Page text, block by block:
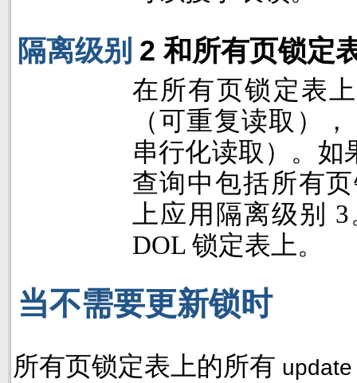
隔离级别 2和所有页锁定
在所有页锁定表
（可重复读取）
串行化读取）。
查询中包括所有
上应用隔离级别 3
DOL 锁定表上。
当不需要更新锁时
所有页锁定表上的所有